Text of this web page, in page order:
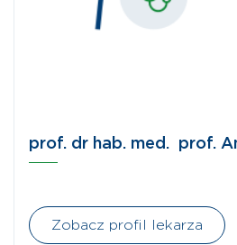
prof. dr hab. med. prof.
Zobacz profil lekarza